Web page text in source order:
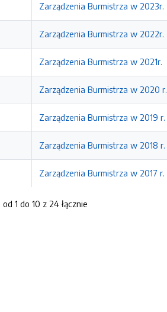
Zarządzenia Burmistrza w 2023r.
Zarządzenia Burmistrza w 2022r.
Zarządzenia Burmistrza w 2021r.
Zarządzenia Burmistrza w 2020 r.
Zarządzenia Burmistrza w 2019 r.
Zarządzenia Burmistrza w 2018 r.
Zarządzenia Burmistrza w 2017 r.
1 do 10 z 24 łącznie